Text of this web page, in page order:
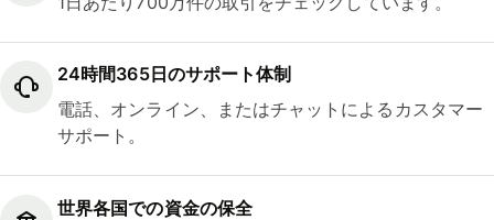
24時間365日のサポート体制
電話、オンライン、またはチャットによるカスタマー
サポート。
世界各国での資金の保全